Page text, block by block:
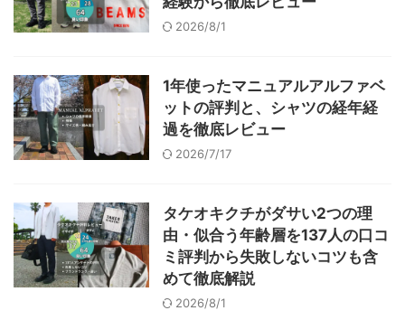
2026/8/1
1年使ったマニュアルアルファベ
ットの評判と、シャツの経年経
過を徹底レビュー
2026/7/17
タケオキクチがダサい2つの理
由・似合う年齢層を137人の口コ
ミ評判から失敗しないコツも含
めて徹底解説
2026/8/1